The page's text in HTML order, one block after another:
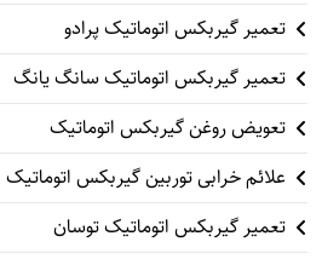
تعمیر گیربکس اتوماتیک پرادو
تعمیر گیربکس اتوماتیک سانگ یانگ
تعویض روغن گیربکس اتوماتیک
علائم خرابی توربین گیربکس اتوماتیک
تعمیر گیربکس اتوماتیک توسان